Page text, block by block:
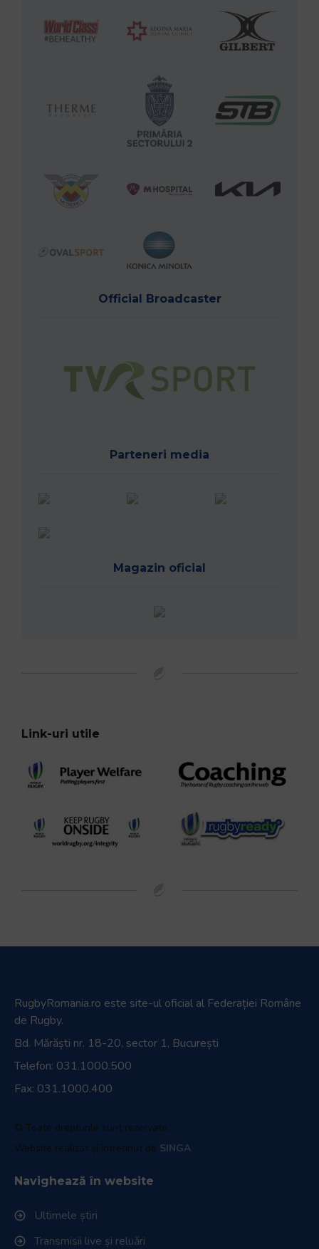
Official Broadcaster
Parteneri media
Magazin oficial
Link-uri utile
RugbyRomania.ro este site-ul oficial al Federației Române
de Rugby.
Bd. Mărăști nr. 18-20, sector 1, București
Telefon: 031.1000.500
Fax: 031.1000.400
© Toate drepturile sunt rezervate.
Website realizat și întreținut de SINGA
Navighează în website
Ultimele știri
Transmisii live și reluări